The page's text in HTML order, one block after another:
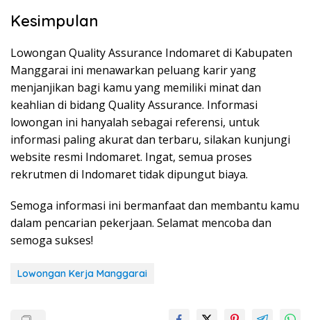
Kesimpulan
Lowongan Quality Assurance Indomaret di Kabupaten
Manggarai ini menawarkan peluang karir yang
menjanjikan bagi kamu yang memiliki minat dan
keahlian di bidang Quality Assurance. Informasi
lowongan ini hanyalah sebagai referensi, untuk
informasi paling akurat dan terbaru, silakan kunjungi
website resmi Indomaret. Ingat, semua proses
rekrutmen di Indomaret tidak dipungut biaya.
Semoga informasi ini bermanfaat dan membantu kamu
dalam pencarian pekerjaan. Selamat mencoba dan
semoga sukses!
Lowongan Kerja Manggarai